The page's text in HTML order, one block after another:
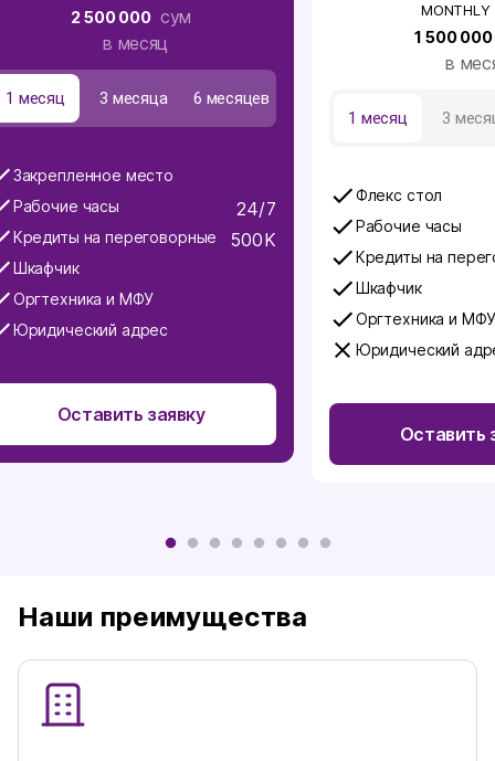
2 500 000 сум
в месяц
1 месяц 3 месяца 6 месяцев
Закрепленное место
Рабочие часы
24/7
Кредиты на переговорные 500K
Шкафчик
Оргтехника и МФУ
Юридический адрес
Оставить заявку
MONTHLY
1 500 000
в
1 месяц 3
Флекс стол
Рабочие часы
Кредиты на
Шкафчик
Оргтехника и
Юридический
Оставить
Наши преимущества